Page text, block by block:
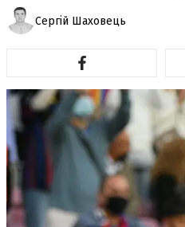
Сергій Шаховець